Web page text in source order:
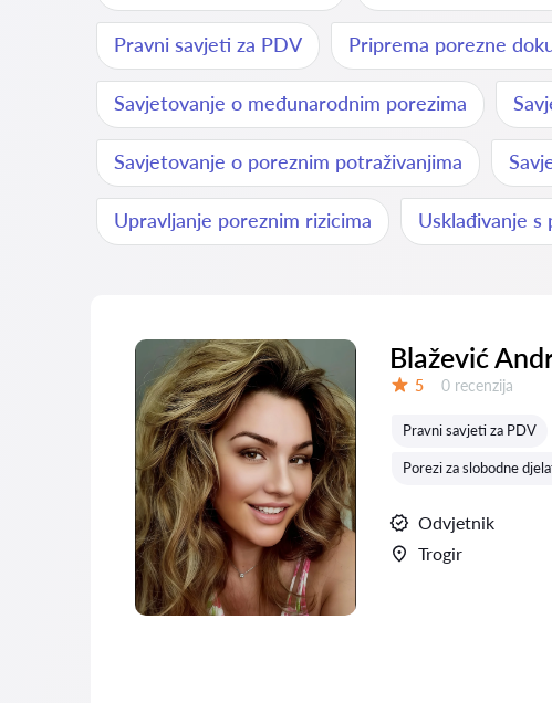
Pravni savjeti za PDV Priprema porezne
Savjetovanje o međunarodnim porezima
Savjetovanje o poreznim potraživanjima
Upravljanje poreznim rizicima Usklađivanje s
Blažević
5 Recenzija:
0 recenzija
Pravni savjeti za PDV
Porezi za slobodne
Odvjetnik
Trogir